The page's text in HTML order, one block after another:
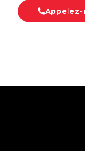
Appelez-